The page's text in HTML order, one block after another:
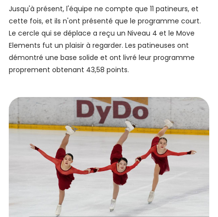
Jusqu'à présent, l'équipe ne compte que 11 patineurs, et
cette fois, et ils n'ont présenté que le programme court.
Le cercle qui se déplace a reçu un Niveau 4 et le Move
Elements fut un plaisir à regarder. Les patineuses ont
démontré une base solide et ont livré leur programme
proprement obtenant 43,58 points.